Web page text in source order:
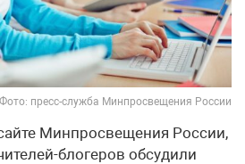
Фото: пресс-служба Минпросвещения России
Минпросвещения России,
блогеров обсудили